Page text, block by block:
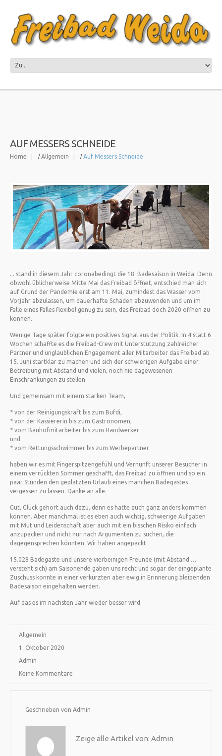
AUF MESSERS SCHNEIDE
Home Allgemein Auf Messers Schneide
... stand in diesem Jahr coronabedingt die 18. Badesaison in Weida. Denn
obwohl üblicherweise Mitte Mai das Freibad öffnet, entschied man sich
auf Grund der Pandemie erst am 11. Mai, zumindest das Wasser vom
Vorjahr abzulassen, um dauerhafte Schäden abzuwenden und um im
Falle eines Falles flexibel genug zu sein, das Freibad doch 2020 öffnen zu
können.
Wenige Tage später folgte ein positives Signal aus der Politik. In 4 statt 6
Wochen schaffte es die Freibad-Crew mit Unterstützung zahlreicher
Partner und unglaublichen Engagement aller Mitarbeiter das Freibad ab
15. Juni startklar zu machen und sich der schwierigen Aufgabe einer
Betreibung mit Abstand und vielen, noch nie dagewesenen
Einschränkungen zu stellen.
Und gemeinsam mit einem starken Team,
* von der Reinigungskraft bis zum Bufdi,
* von der Kassiererin bis zum Gastronomen,
* vom Bauhofmitarbeiter bis zum Handwerker
und
* vom Rettungsschwimmer bis zum Werbepartner
haben wir es mit Fingerspitzengefühl und Vernunft unserer Besucher in
einem verrückten Sommer geschafft, das Freibad zu öffnen und so ein
paar Stunden den geplatzten Urlaub eines manchen Badegastes
vergessen zu lassen. Danke an alle.
Gut, Glück gehört auch dazu, denn es hätte auch ganz anders kommen
können. Aber manchmal ist es eben auch wichtig, schwierige Aufgaben
mit Mut und Leidenschaft aber auch mit ein bisschen Risiko einfach
anzupacken und nicht nur nach Argumenten zu suchen, die
dagegensprechen könnten. Wir haben angepackt.
15.028 Badegäste und unsere vierbeinigen Freunde (mit Abstand …
versteht sich) am Saisonende gaben uns recht und sogar der eingeplante
Zuschuss konnte in einer verkürzten aber ewig in Erinnerung bleibenden
Badesaison eingehalten werden.
Auf das es im nächsten Jahr wieder besser wird.
Allgemein
1. Oktober 2020
Admin
Keine Kommentare
Geschrieben von Admin
Zeige alle Artikel von: Admin